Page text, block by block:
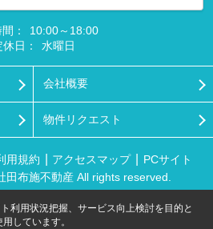
：
10:00～18:00
休日：
水曜日
会社概要
物件リクエスト
用規約 アクセスマップ
PCサイト
田布施不動産 All rights reserved.
利用状況把握、サービス向上検討を目的と
しています。